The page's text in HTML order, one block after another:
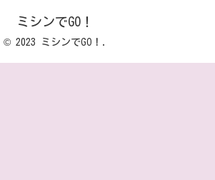
ミシンでGO！
© 2023 ミシンでGO！.